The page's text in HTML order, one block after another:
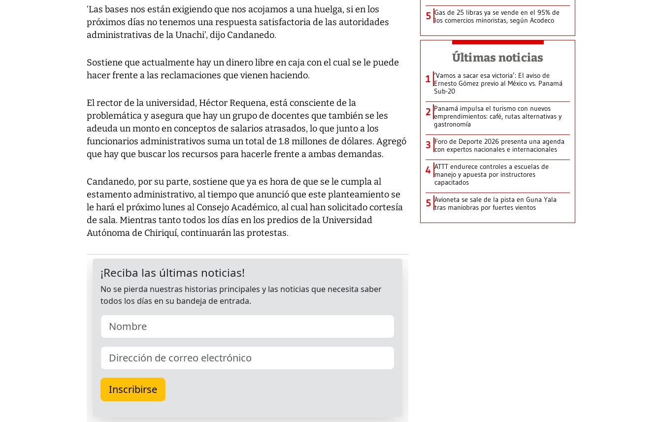
‘Las bases nos están exigiendo que nos acojamos a una huelga, si en los
próximos días no tenemos una respuesta satisfactoria de las autoridades
administrativas de la Unachi’, dijo Candanedo.
Sostiene que actualmente hay un dinero libre en caja con el cual se le puede
hacer frente a las reclamaciones que vienen haciendo.
El rector de la universidad, Héctor Requena, está consciente de la
problemática y asegura que hay un grupo de docentes que también se les
adeuda un monto en conceptos de salarios atrasados, lo que junto a los
funcionarios administrativos suma un total de 1.8 millones de dólares. Agregó
que hay que buscar los recursos para hacerle frente a ambas demandas.
Candanedo, por su parte, sostiene que ya es hora de que se le cumpla al
estamento administrativo, al tiempo que anunció que este planteamiento se
le hará el próximo lunes al Consejo Académico, al cual han solicitado cortesía
de sala. Mientras tanto todos los días en los predios de la Universidad
Autónoma de Chiriquí, continuarán las protestas.
5 Gas de 25 libras ya se vende en el 95% de
los comercios minoristas, según Acodeco
Últimas noticias
1 ‘Vamos a sacar esa victoria’: El aviso de
Ernesto Gómez previo al México vs. Panamá
Sub-20
2 Panamá impulsa el turismo con nuevos
emprendimientos: café, rutas alternativas y
gastronomía
3 Foro de Deporte 2026 presenta una agenda
con expertos nacionales e internacionales
4 ATTT endurece controles a escuelas de
manejo y apuesta por instructores
capacitados
5 Avioneta se sale de la pista en Guna Yala
tras maniobras por fuertes vientos